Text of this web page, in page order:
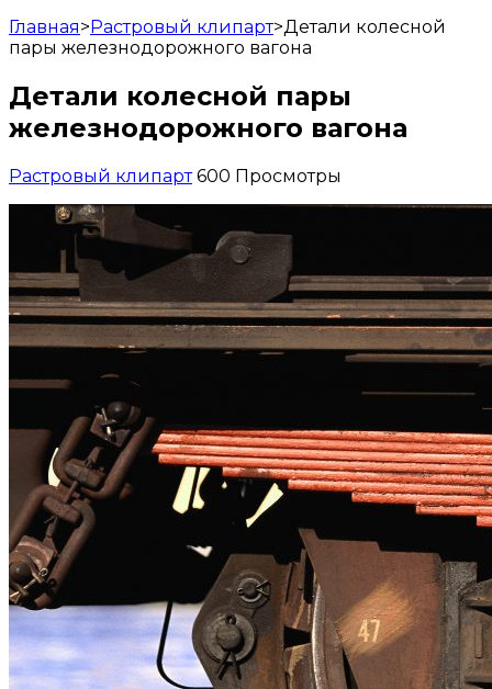
Главная>Растровый клипарт>Детали колесной
пары железнодорожного вагона
Детали колесной пары
железнодорожного вагона
Растровый клипарт 600 Просмотры